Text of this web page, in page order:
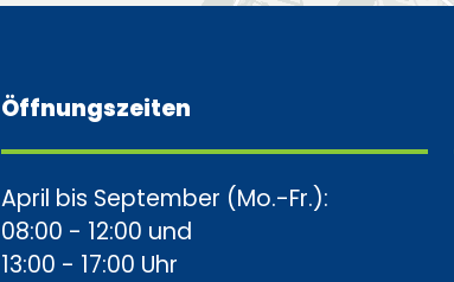
Öffnungszeiten
April bis September (Mo.-Fr.):
08:00 - 12:00 und
13:00 - 17:00 Uhr